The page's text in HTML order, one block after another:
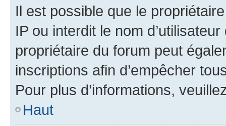
Il est possible que le
IP ou interdit le nom
propriétaire du forum peut
inscriptions afin d’empêcher
Pour plus d’informations,
Haut